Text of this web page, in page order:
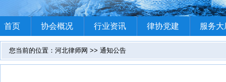
首页 协会概况 行业资讯 律协党建 服务大
您当前的位置：河北律师网 >> 通知公告